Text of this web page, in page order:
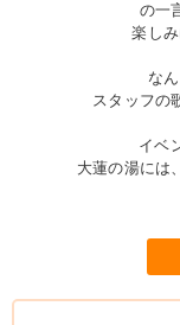
の一
楽し
な
スタッフの
イベ
大蓮の湯には